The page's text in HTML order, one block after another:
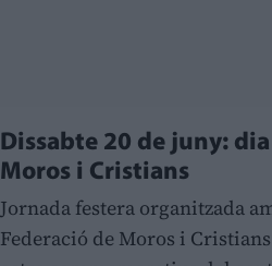
Dissabte 20 de juny:
Moros i Cristians
Jornada festera organitzada
Federació de Moros i